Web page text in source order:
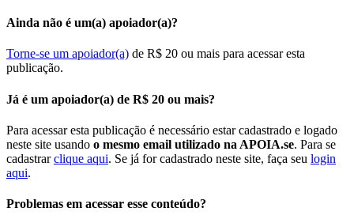
Ainda não é um(a) apoiador(a)?
Torne-se um apoiador(a) de R$ 20 ou mais para acessar esta
publicação.
Já é um apoiador(a) de R$ 20 ou mais?
Para acessar esta publicação é necessário estar cadastrado e logado
neste site usando o mesmo email utilizado na APOIA.se. Para se
cadastrarclique aqui. Se já for cadastrado neste site, faça seu login
aqui.
Problemas em acessar esse conteúdo?